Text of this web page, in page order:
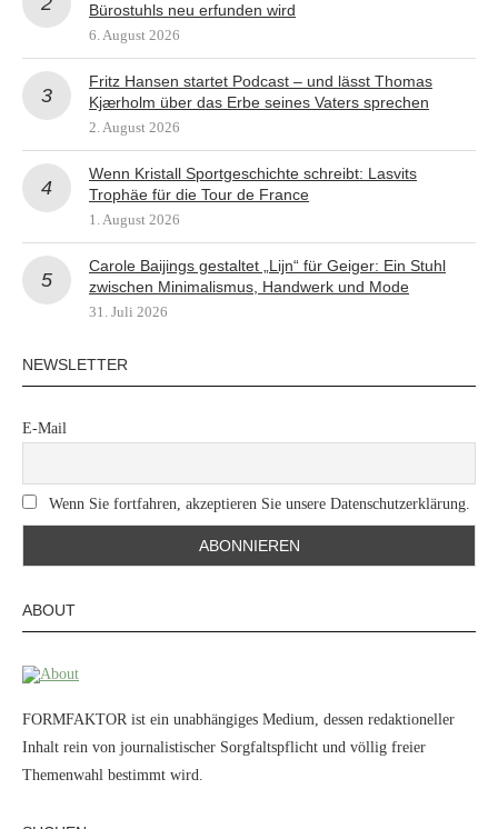
Bürostuhls neu erfunden wird
6. August 2026
Fritz Hansen startet Podcast – und lässt Thomas
Kjærholm über das Erbe seines Vaters sprechen
2. August 2026
Wenn Kristall Sportgeschichte schreibt: Lasvits
Trophäe für die Tour de France
1. August 2026
Carole Baijings gestaltet „Lijn“ für Geiger: Ein Stuhl
zwischen Minimalismus, Handwerk und Mode
31. Juli 2026
NEWSLETTER
E-Mail
Wenn Sie fortfahren, akzeptieren Sie unsere Datenschutzerklärung.
ABOUT
FORMFAKTOR ist ein unabhängiges Medium, dessen redaktioneller
Inhalt rein von journalistischer Sorgfaltspflicht und völlig freier
Themenwahl bestimmt wird.